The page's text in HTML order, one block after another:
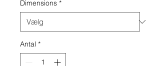
Dimensions *
Antal *